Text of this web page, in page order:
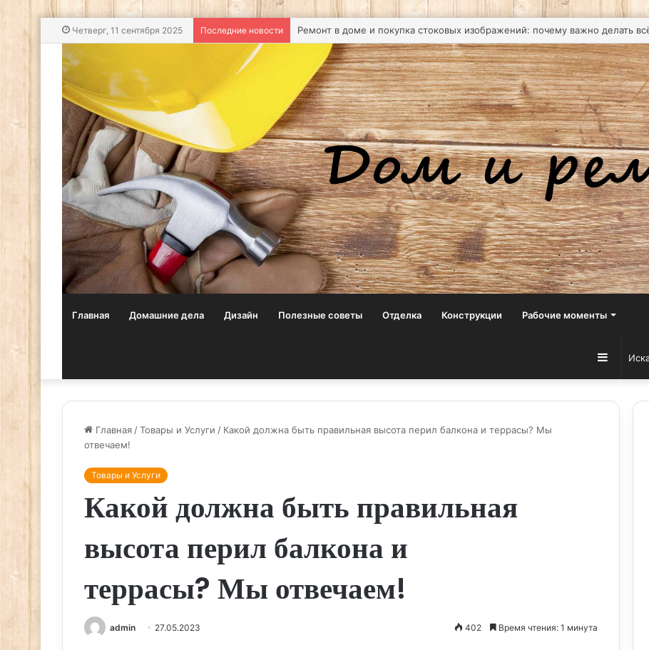
Четверг, 11 сентября 2025 Последние новости Строительные двери купить — надёжное решение для любого объекта
Главная Домашние дела Дизайн Полезные советы Отделка Конструкции Рабочие моменты
Sidebar
Главная/Товары и Услуги / Какой должна быть правильная высота перил балкона и террасы? Мы
отвечаем!
Товары и Услуги
Какой должна быть правильная
высота перил балкона и
террасы? Мы отвечаем!
admin 27.05.2023 402 Время чтения: 1 минута